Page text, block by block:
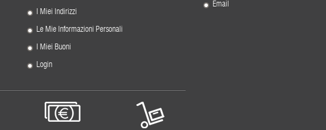
I Miei Indirizzi
Le Mie Informazioni Personali
I Miei Buoni
Login
Email